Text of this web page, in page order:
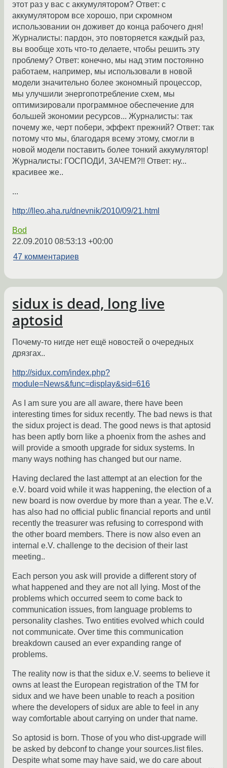
этот раз у вас с аккумулятором? Ответ: с
аккумулятором все хорошо, при скромном
использовании он доживет до конца рабочего дня!
Журналисты: пардон, это повторяется каждый раз,
вы вообще хоть что-то делаете, чтобы решить эту
проблему? Ответ: конечно, мы над этим постоянно
работаем, например, мы использовали в новой
модели значительно более экономный процессор,
мы улучшили энергопотребление схем, мы
оптимизировали программное обеспечение для
большей экономии ресурсов... Журналисты: так
почему же, черт побери, эффект прежний? Ответ: так
потому что мы, благодаря всему этому, смогли в
новой модели поставить более тонкий аккумулятор!
Журналисты: ГОСПОДИ, ЗАЧЕМ?!! Ответ: ну...
красивее же..
...
http://lleo.aha.ru/dnevnik/2010/09/21.html
Bod
22.09.2010 08:53:13 +00:00
47 комментариев
sidux is dead, long live
aptosid
Почему-то нигде нет ещё новостей о очередных
дрязгах..
http://sidux.com/index.php?
module=News&func=display&sid=616
As I am sure you are all aware, there have been
interesting times for sidux recently. The bad news is that
the sidux project is dead. The good news is that aptosid
has been aptly born like a phoenix from the ashes and
will provide a smooth upgrade for sidux systems. In
many ways nothing has changed but our name.
Having declared the last attempt at an election for the
e.V. board void while it was happening, the election of a
new board is now overdue by more than a year. The e.V.
has also had no official public financial reports and until
recently the treasurer was refusing to correspond with
the other board members. There is now also even an
internal e.V. challenge to the decision of their last
meeting..
Each person you ask will provide a different story of
what happened and they are not all lying. Most of the
problems which occurred seem to come back to
communication issues, from language problems to
personality clashes. Two entities evolved which could
not communicate. Over time this communication
breakdown caused an ever expanding range of
problems.
The reality now is that the sidux e.V. seems to believe it
owns at least the European registration of the TM for
sidux and we have been unable to reach a position
where the developers of sidux are able to feel in any
way comfortable about carrying on under that name.
So aptosid is born. Those of you who dist-upgrade will
be asked by debconf to change your sources.list files.
Despite what some may have said, we do care about